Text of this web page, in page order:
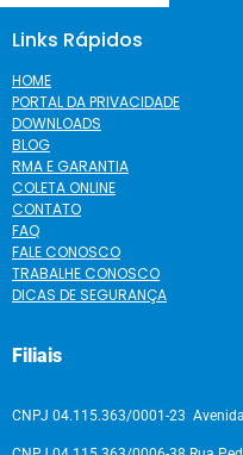
Links Rápidos
HOME
PORTAL DA PRIVACIDADE
DOWNLOADS
BLOG
RMA E GARANTIA
COLETA ONLINE
CONTATO
FAQ
FALE CONOSCO
TRABALHE CONOSCO
DICAS DE SEGURANÇA
Filiais
CNPJ 04.115.363/0001-23